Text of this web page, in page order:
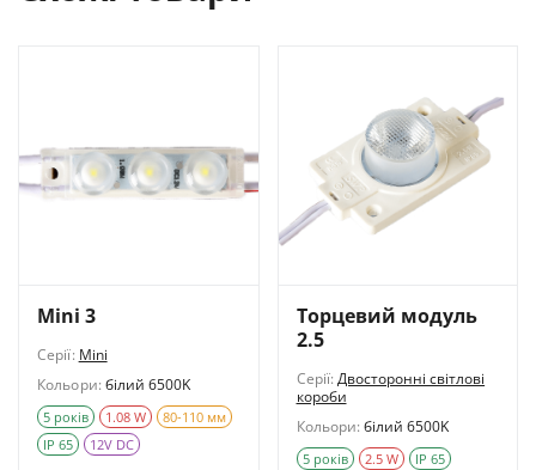
Mini 3
Серії: Mini
Кольори: білий 6500K
5 років 1.08 W
80-110 мм
IP 65
12V DC
Торцевий модуль
2.5
Серії: Двосторонні світлові
короби
Кольори: білий 6500K
5 років 2.5 W
IP 65